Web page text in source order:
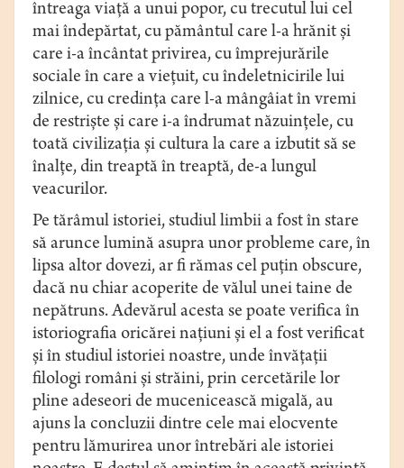
întreaga viaţă a unui popor, cu trecutul lui cel
mai îndepărtat, cu pământul care l-a hrănit şi
care i-a încântat privirea, cu împrejurările
sociale în care a vieţuit, cu îndeletnicirile lui
zilnice, cu credinţa care l-a mângâiat în vremi
de restrişte şi care i-a îndrumat năzuinţele, cu
toată civilizaţia şi cultura la care a izbutit să se
înalţe, din treaptă în treaptă, de-a lungul
veacurilor.
Pe tărâmul istoriei, studiul limbii a fost în stare
să arunce lumină asupra unor probleme care, în
lipsa altor dovezi, ar fi rămas cel puţin obscure,
dacă nu chiar acoperite de vălul unei taine de
nepătruns. Adevărul acesta se poate verifica în
istoriografia oricărei naţiuni şi el a fost verificat
şi în studiul istoriei noastre, unde învăţaţii
filologi români şi străini, prin cercetările lor
pline adeseori de mucenicească migală, au
ajuns la concluzii dintre cele mai elocvente
pentru lămurirea unor întrebări ale istoriei